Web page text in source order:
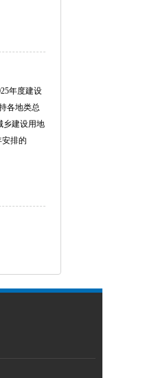
年度建设
各地类总
乡建设用地
排的